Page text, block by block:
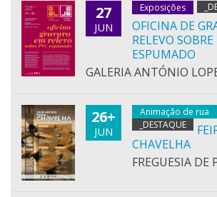
27
JUN
Exposições
OFICINA DE
RELEVO SOBRE
ESPUMADO
GALERIA ANTÓNIO
26+
JUN
Animação de rua
_DESTAQUE
CHAVELHA
FREGUESIA DE